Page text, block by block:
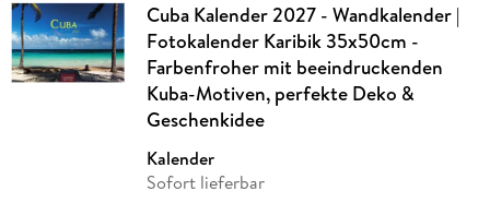
Cuba Kalender 2027 - Wandkalender |
Fotokalender Karibik 35x50cm -
Farbenfroher mit beeindruckenden
Kuba-Motiven, perfekte Deko &
Geschenkidee
Kalender
Sofort lieferbar